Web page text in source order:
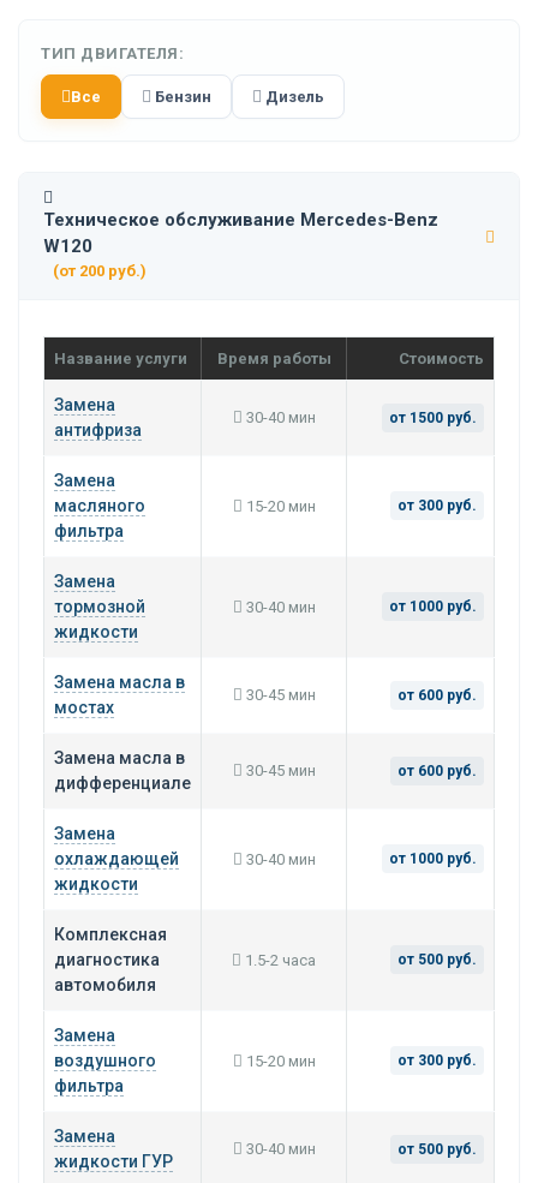
ТИП ДВИГАТЕЛЯ:
Все Бензин Дизель
Техническое обслуживание Mercedes-Benz
W120
(от 200 руб.)
Название услуги Время работы Стоимость
Замена
антифриза
30-40 мин от 1500 руб.
Замена
масляного
фильтра
15-20 мин от 300 руб.
Замена
тормозной
жидкости
30-40 мин от 1000 руб.
Замена масла в
мостах
30-45 мин от 600 руб.
Замена масла в
дифференциале
30-45 мин от 600 руб.
Замена
охлаждающей
жидкости
30-40 мин от 1000 руб.
Комплексная
диагностика
автомобиля
1.5-2 часа от 500 руб.
Замена
воздушного
фильтра
15-20 мин от 300 руб.
Замена
жидкости ГУР
30-40 мин от 500 руб.